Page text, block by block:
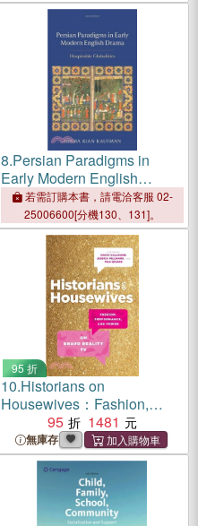
8.Persian Paradigms in
Early Modern English
Drama：Hospitable
Globalities
若需訂購本書，請電洽客服 02-
25006600[分機130、131]。
95 折
10.Historians on
Housewives：Fashion,
Performance, and Power on
Bravo Reality TV
95 1481
無庫存